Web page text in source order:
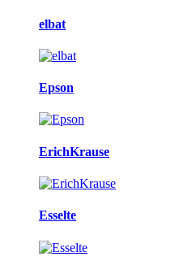
elbat
Epson
ErichKrause
Esselte